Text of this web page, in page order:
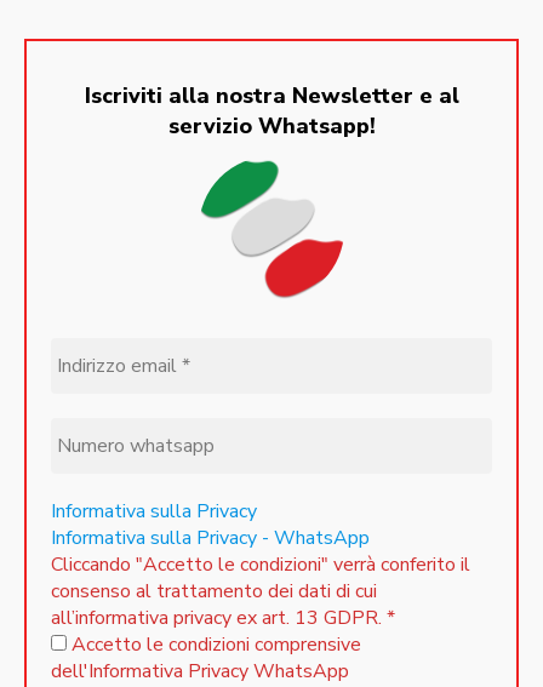
Iscriviti alla nostra Newsletter e al
servizio Whatsapp!
Informativa sulla Privacy
Informativa sulla Privacy - WhatsApp
Cliccando "Accetto le condizioni" verrà conferito il
consenso al trattamento dei dati di cui
all’informativa privacy ex art. 13 GDPR. *
Accetto le condizioni comprensive
dell'Informativa Privacy WhatsApp